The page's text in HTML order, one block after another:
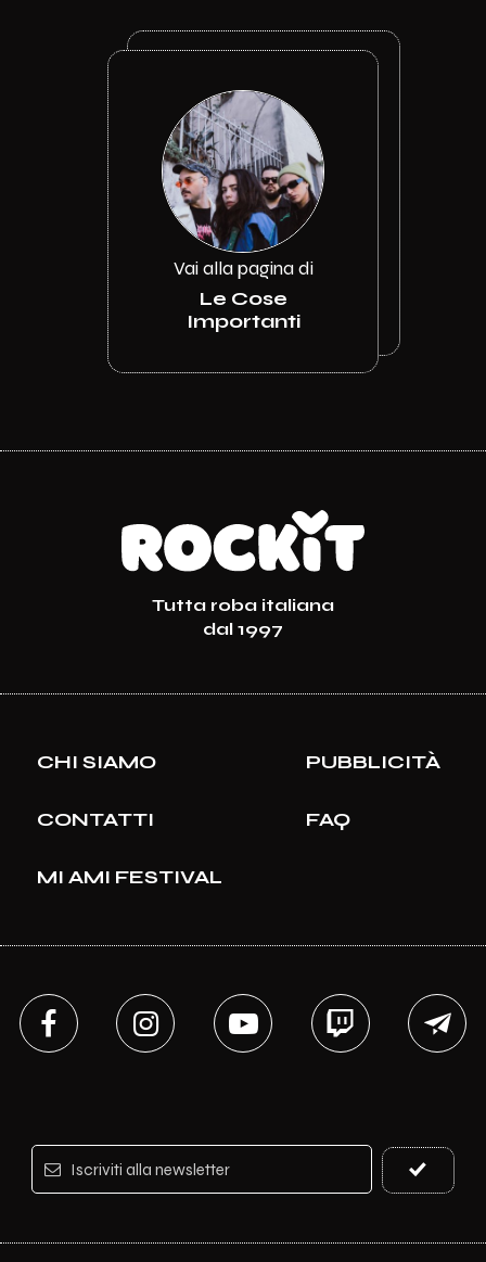
Vai alla pagina di
Le Cose
Importanti
Tutta roba italiana
dal 1997
CHI SIAMO PUBBLICITÀ
CONTATTI FAQ
MI AMI FESTIVAL
Iscriviti alla newsletter